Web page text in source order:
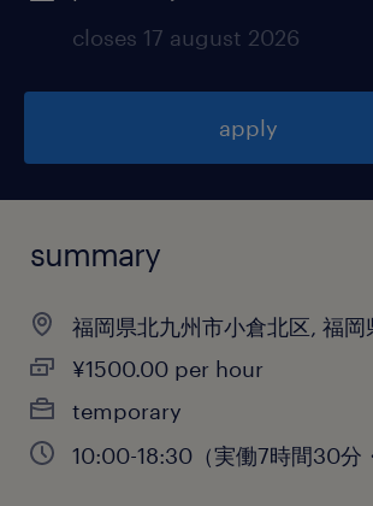
closes 17 august 2026
apply
summary
福岡県北九州市小倉北区, 福岡
¥1500.00 per hour
temporary
10:00-18:30（実働7時間30分